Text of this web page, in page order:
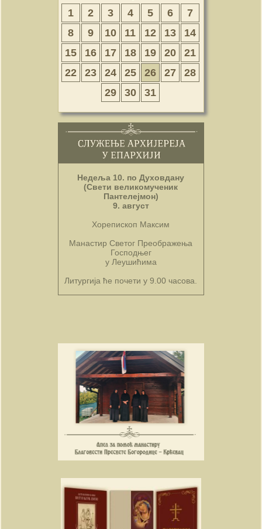
1 2 3 4 5 6
7
8
9 10 11 12 13
14
15
16 17 18 19 20
21
22
23 24 25 26 27
28
29
30 31
Недеља 10. по Духовдану
(Свети великомученик
Пантелејмон)
9. август
Хорепископ Максим
Манастир Светог Преображења
Господњег
у Леушићима
Литургија ће почети у 9.00 часова.